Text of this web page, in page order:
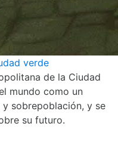
verde
de la Ciudad
mundo como un
sobrepoblación, y se
su futuro.